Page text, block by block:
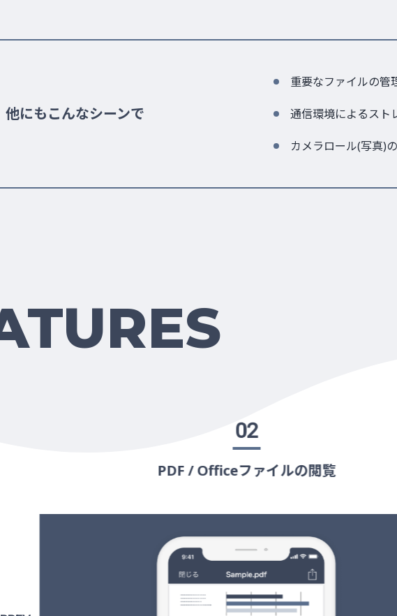
他にもこんなシーンで
重要なファイルの管
通信環境によるスト
カメラロール(写真)
02
PDF / Officeファイルの閲覧